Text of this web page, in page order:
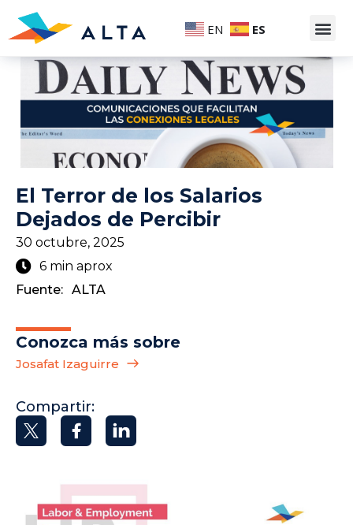
EN ES
El Terror de los Salarios
Dejados de Percibir
30 octubre, 2025
6 min aprox
Fuente: ALTA
Conozca más sobre
Josafat Izaguirre
Compartir: